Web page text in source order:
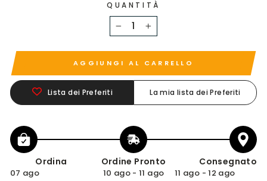
QUANTITÀ
− +
AGGIUNGI AL CARRELLO
Lista dei Preferiti La mia lista dei Preferiti
Ordina
07 ago
Ordine Pronto
10 ago - 11 ago
Consegnato
11 ago - 12 ago